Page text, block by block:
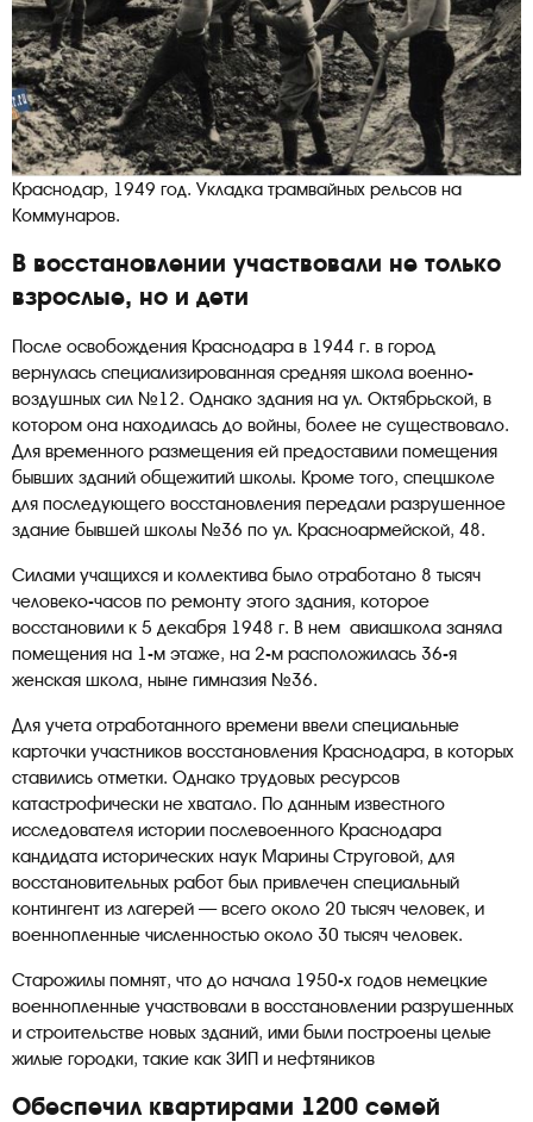
Краснодар, 1949 год. Укладка трамвайных рельсов на
Коммунаров.
В восстановлении участвовали не только
взрослые, но и дети
После освобождения Краснодара в 1944 г. в город
вернулась специализированная средняя школа военно-
воздушных сил №12. Однако здания на ул. Октябрьской, в
котором она находилась до войны, более не существовало.
Для временного размещения ей предоставили помещения
бывших зданий общежитий школы. Кроме того, спецшколе
для последующего восстановления передали разрушенное
здание бывшей школы №36 по ул. Красноармейской, 48.
Силами учащихся и коллектива было отработано 8 тысяч
человеко-часов по ремонту этого здания, которое
восстановили к 5 декабря 1948 г. В нем авиашкола заняла
помещения на 1-м этаже, на 2-м расположилась 36-я
женская школа, ныне гимназия №36.
Для учета отработанного времени ввели специальные
карточки участников восстановления Краснодара, в которых
ставились отметки. Однако трудовых ресурсов
катастрофически не хватало. По данным известного
исследователя истории послевоенного Краснодара
кандидата исторических наук Марины Струговой, для
восстановительных работ был привлечен специальный
контингент из лагерей — всего около 20 тысяч человек, и
военнопленные численностью около 30 тысяч человек.
Старожилы помнят, что до начала 1950-х годов немецкие
военнопленные участвовали в восстановлении разрушенных
и строительстве новых зданий, ими были построены целые
жилые городки, такие как ЗИП и нефтяников
Обеспечил квартирами 1200 семей